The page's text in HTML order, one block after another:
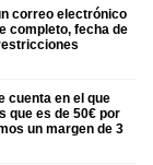
correo electrónico
completo, fecha de
cuenta en el que
que es de 50€ por
un margen de 3